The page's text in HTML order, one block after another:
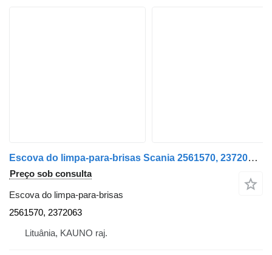
Escova do limpa-para-brisas Scania 2561570, 2372063 para camião tractor Scania RENAULT, VOLVO,MERCEDES BENZ, MAN, DAF, IVECO
Preço sob consulta
Escova do limpa-para-brisas
2561570, 2372063
Lituânia, KAUNO raj.